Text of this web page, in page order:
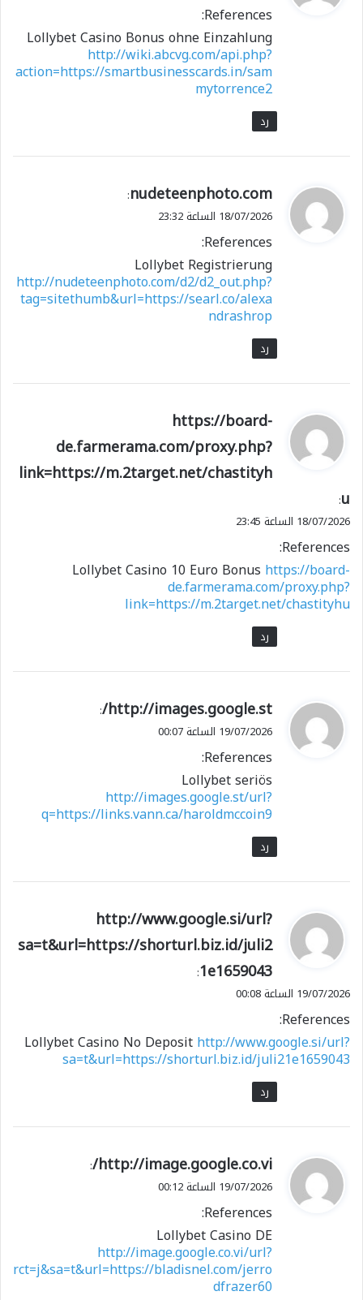
ل
References:
Lollybet Casino Bonus ohne Einzahlung
http://wiki.abcvg.com/api.php?
action=https://smartbusinesscards.in/sam
mytorrence2
رد
ي
ق
ل
nudeteenphoto.com
:
18/07/2026 الساعة 23:32
References:
Lollybet Registrierung
http://nudeteenphoto.com/d2/d2_out.php?
tag=sitethumb&url=https://searl.co/alexa
ndrashrop
رد
ي
ق
و
ل
https://board-
de.farmerama.com/proxy.php?
link=https://m.2target.net/chastityh
u
:
18/07/2026 الساعة 23:45
References:
Lollybet Casino 10 Euro Bonus https://board-
de.farmerama.com/proxy.php?
link=https://m.2target.net/chastityhu
رد
ي
ق
ل
http://images.google.st/
:
19/07/2026 الساعة 00:07
References:
Lollybet seriös
http://images.google.st/url?
q=https://links.vann.ca/haroldmccoin9
رد
ي
ق
و
ل
http://www.google.si/url?
sa=t&url=https://shorturl.biz.id/juli2
1e1659043
:
19/07/2026 الساعة 00:08
References:
Lollybet Casino No Deposithttp://www.google.si/url?
sa=t&url=https://shorturl.biz.id/juli21e1659043
رد
ي
ق
ل
http://image.google.co.vi/
:
19/07/2026 الساعة 00:12
References:
Lollybet Casino DE
http://image.google.co.vi/url?
rct=j&sa=t&url=https://bladisnel.com/jerro
dfrazer60